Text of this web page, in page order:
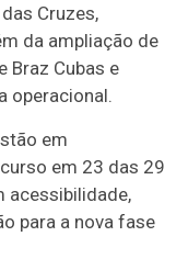
Cruzes,
da ampliação de
Braz Cubas e
operacional.
em
em 23 das 29
acessibilidade,
para a nova fase